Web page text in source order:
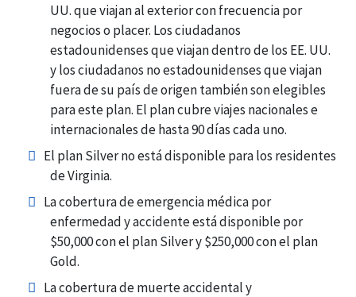
UU. que viajan al exterior con frecuencia por
negocios o placer. Los ciudadanos
estadounidenses que viajan dentro de los EE. UU.
y los ciudadanos no estadounidenses que viajan
fuera de su país de origen también son elegibles
para este plan. El plan cubre viajes nacionales e
internacionales de hasta 90 días cada uno.
El plan Silver no está disponible para los residentes
de Virginia.
La cobertura de emergencia médica por
enfermedad y accidente está disponible por
$50,000 con el plan Silver y $250,000 con el plan
Gold.
La cobertura de muerte accidental y